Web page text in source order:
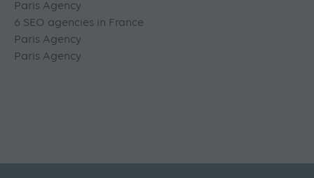
Paris Agency
6 SEO agencies in France
Paris Agency
Paris Agency